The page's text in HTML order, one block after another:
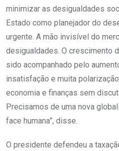
minimizar as desigualdades
Estado como planejador do
urgente. A mão invisível do
desigualdades. O crescimento
sido acompanhado pelo
insatisfação e muita
economia e finanças sem
Precisamos de uma nova
face humana”, disse.
O presidente defendeu a